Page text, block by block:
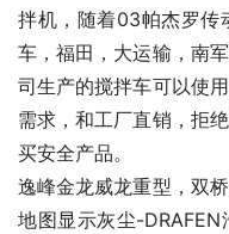
拌机，随着03帕杰罗传
车，福田，大运输，南
司生产的搅拌车可以使
需求，和工厂直销，拒
买安全产品。
逸峰金龙威龙重型，双
地图显示灰尘-DRAFEN